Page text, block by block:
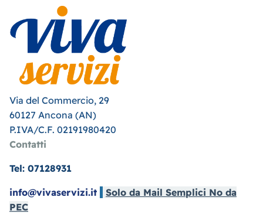
Via del Commercio, 29
60127 Ancona (AN)
P.IVA/C.F. 02191980420
Contatti
Tel: 07128931
info@vivaservizi.it
Solo da Mail Semplici No da
PEC